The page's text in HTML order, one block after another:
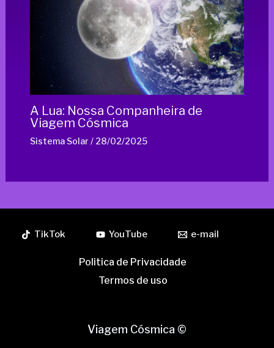
A Lua: Nossa Companheira de
Viagem Cósmica
Sistema Solar / 28/02/2025
TikTok YouTube e-mail
Politica de Privacidade
Termos de uso
Viagem Cósmica ©